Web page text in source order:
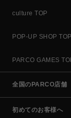
culture TOP
POP-UP SHOP TOP
PARCO GAMES
全国のPARCO店舗
初めてのお客様へ